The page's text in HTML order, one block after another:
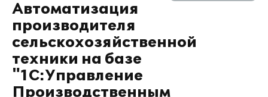
Автоматизация
производителя
сельскохозяйственной
техники на базе
"1С:Управление
Производственным